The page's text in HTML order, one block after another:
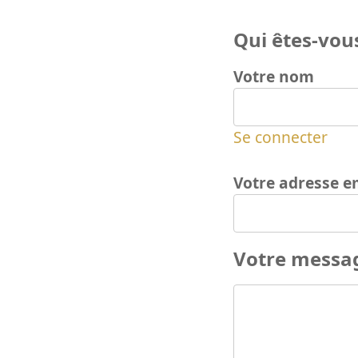
Qui êtes-
Votre nom
Se connecter
Votre adresse
Votre